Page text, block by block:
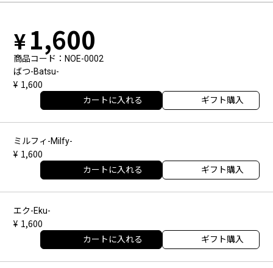
1,600
商品コード
NOE-0002
ばつ-Batsu-
1,600
カートに入れる ギフト購入
ミルフィ-Milfy-
1,600
カートに入れる ギフト購入
エク-Eku-
1,600
カートに入れる ギフト購入